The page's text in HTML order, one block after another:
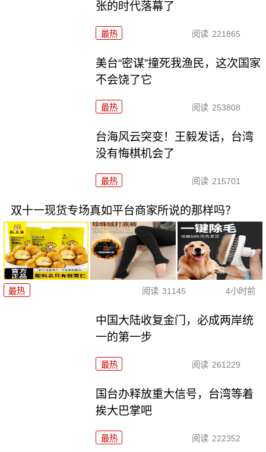
张的时代落幕了
最热 阅读 221865
美台“密谋”撞死我渔民，这次国家
不会饶了它
最热 阅读 253808
台海风云突变！王毅发话，台湾
没有悔棋机会了
最热 阅读 215701
双十一现货专场真如平台商家所说的那样吗？
最热 阅读 31145 4小时前
中国大陆收复金门，必成两岸统
一的第一步
最热 阅读 261229
国台办释放重大信号，台湾等着
挨大巴掌吧
最热 阅读 222352